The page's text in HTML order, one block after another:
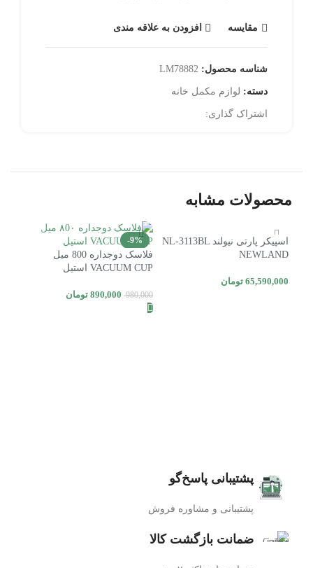
مقایسه افزودن به علاقه مندی
شناسه محصول: LM78882
دسته: لوازم مکمل خانه
اشتراک گذاری:
محصولات مشابه
اسپیکر پارتی نیولند NL-3113BL
NEWLAND
65,590,000 تومان
-9%
اتمام موجودی
فلاسک دوجداره 800 میل
VACUUM CUP استیل
980,000
890,000 تومان
ضمانت بازگشت کالا
پشتیبانی پاسخ‌گو
پشتیبانی و مشاوره فروش